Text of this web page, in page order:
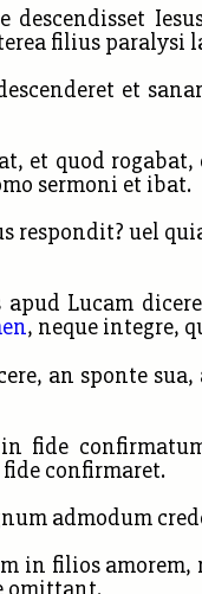
descendisset
filius paralysi
et
et quod rogabat,
sermoni et ibat.
respondit? uel
apud Lucam
, neque integre,
an sponte
fide
confirmaret.
admodum
in filios